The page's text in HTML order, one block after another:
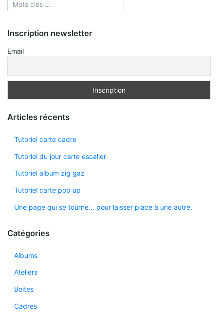
Inscription newsletter
Email
Articles récents
Tutoriel carte cadre
Tutoriel du jour carte escalier
Tutoriel album zig gaz
Tutoriel carte pop up
Une page qui se tourne… pour laisser place à une autre.
Catégories
Albums
Ateliers
Boites
Cadres